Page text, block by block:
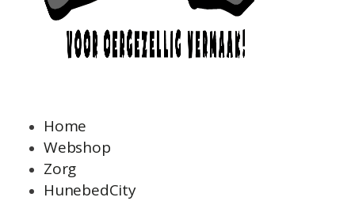
Home
Webshop
Zorg
HunebedCity